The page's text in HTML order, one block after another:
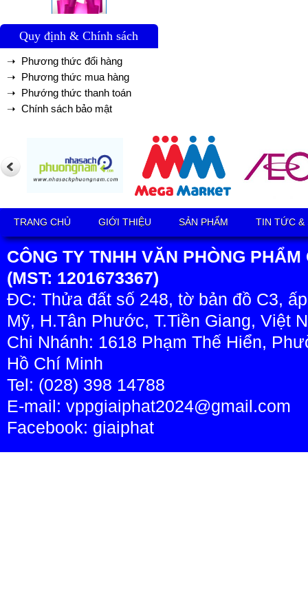
Quy định & Chính sách
➝ Phương thức đổi hàng
➝ Phương thức mua hàng
➝ Phướng thức thanh toán
➝ Chính sách bảo mật
TRANG CHỦ GIỚI THIỆU SẢN PHẨM TIN TỨC &
CÔNG TY TNHH VĂN PHÒNG PHẨM
(MST: 1201673367)
ĐC: Thửa đất số 248, tờ bản đồ C3,
Mỹ, H.Tân Phước, T.Tiền Giang, Việt
Chi Nhánh: 1618 Phạm Thế Hiển,
Hồ Chí Minh
Tel: (028) 398 14788
E-mail: vppgiaiphat2024@gmail.com
Facebook: giaiphat